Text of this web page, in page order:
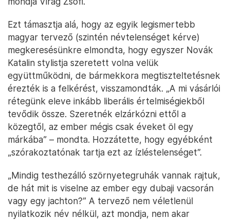
Ezt támasztja alá, hogy az egyik legismertebb
magyar tervező (szintén névtelenséget kérve)
megkeresésünkre elmondta, hogy egyszer Novák
Katalin stylistja szeretett volna velük
együttműködni, de bármekkora megtiszteltetésnek
érezték is a felkérést, visszamondták. „A mi vásárlói
rétegünk eleve inkább liberális értelmiségiekből
tevődik össze. Szeretnék elzárkózni ettől a
közegtől, az ember mégis csak éveket öl egy
márkába” – mondta. Hozzátette, hogy egyébként
„szórakoztatónak tartja ezt az ízléstelenséget”.
„Mindig testhezálló szörnyetegruhák vannak rajtuk,
de hát mit is viselne az ember egy dubaji vacsorán
vagy egy jachton?” A tervező nem véletlenül
nyilatkozik név nélkül, azt mondja, nem akar